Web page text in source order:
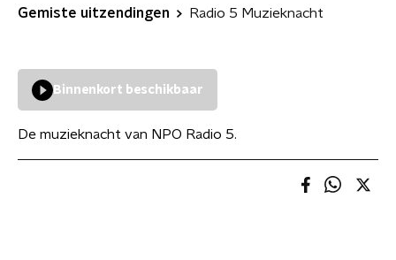
Gemiste uitzendingen Radio 5 Muzieknacht
Binnenkort beschikbaar
De muzieknacht van NPO Radio 5.